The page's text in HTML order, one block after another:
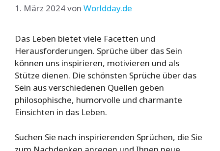
1. März 2024von Worldday.de
Das Leben bietet viele Facetten und
Herausforderungen. Sprüche über das Sein
können uns inspirieren, motivieren und als
Stütze dienen. Die schönsten Sprüche über das
Sein aus verschiedenen Quellen geben
philosophische, humorvolle und charmante
Einsichten in das Leben.
Suchen Sie nach inspirierenden Sprüchen, die Sie